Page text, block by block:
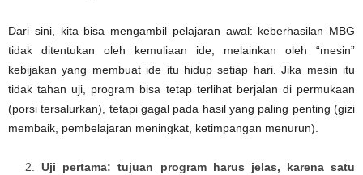
Dari sini, kita bisa mengambil pelajaran awal: keberhasilan MBG
tidak ditentukan oleh kemuliaan ide, melainkan oleh “mesin”
kebijakan yang membuat ide itu hidup setiap hari. Jika mesin itu
tidak tahan uji, program bisa tetap terlihat berjalan di permukaan
(porsi tersalurkan), tetapi gagal pada hasil yang paling penting (gizi
membaik, pembelajaran meningkat, ketimpangan menurun).
Uji pertama: tujuan program harus jelas, karena satu